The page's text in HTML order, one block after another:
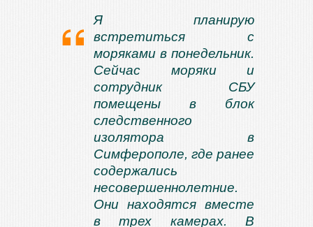
Я планирую
встретиться с
моряками в понедельник.
Сейчас моряки и
сотрудник СБУ
помещены в блок
следственного
изолятора в
Симферополе, где ранее
содержались
несовершеннолетние.
Они находятся вместе
в трех камерах. В